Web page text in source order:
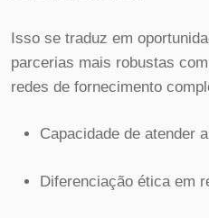
Isso se traduz em
parcerias mais robustas
redes de fornecimento
Capacidade de atender
Diferenciação ética em